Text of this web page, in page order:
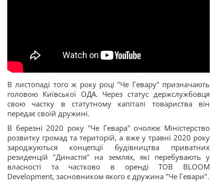
В листопаді того ж року році "Че Гевару" призначають
головою Київської ОДА. Через статус держслужбовця
свою частку в статутному капіталі товариства він
передає своїй дружині.
В березні 2020 року "Че Гевара" очолює Міністерство
розвитку громад та територій, а вже у травні 2020 року
зароджуються концепції будівництва приватних
резиденцій "Династія" на землях, які перебувають у
власності та частково в оренді TОВ BLOОM
Development, засновником якого є дружина "Че Гевари".